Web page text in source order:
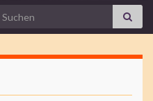
Search for: